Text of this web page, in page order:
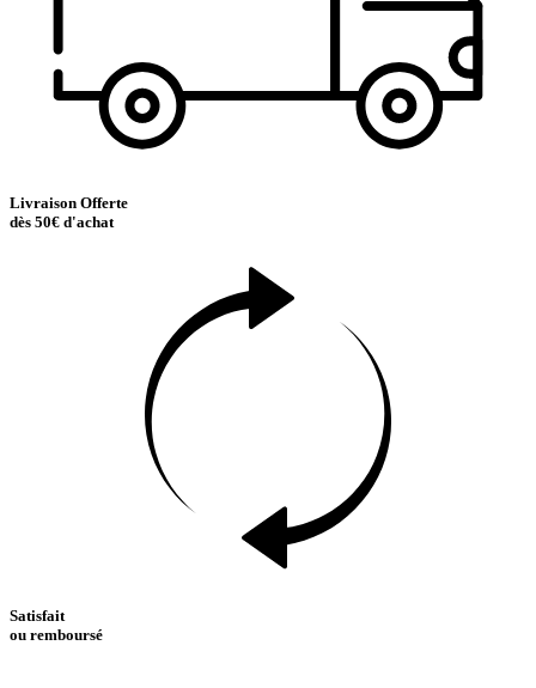
Livraison Offerte
dès 50€ d'achat
Satisfait
ou remboursé